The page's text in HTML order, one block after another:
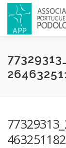
APP
CONGRESSOS